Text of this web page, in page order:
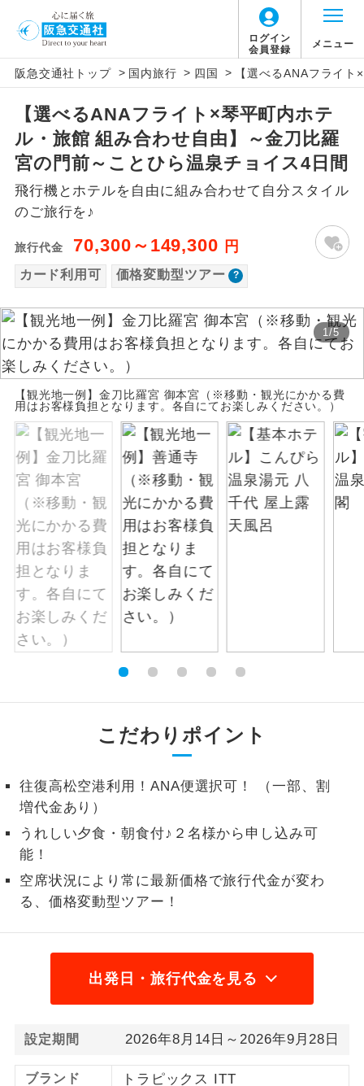
ログイン
会員登録
メニュー
阪急交通社トップ > 国内旅行 > 四国 > 【選べるANAフライ
【選べるANAフライト×琴平町内ホテ
ル・旅館 組み合わせ自由】～金刀比羅
宮の門前～ことひら温泉チョイス4日間
飛行機とホテルを自由に組み合わせて自分スタイル
のご旅行を♪
旅行代金 70,300～149,300 円
カード利用可 価格変動型ツアー
1/5
【観光地一例】金刀比羅宮 御本宮（※移動・観光にかかる費
用はお客様負担となります。各自にてお楽しみください。）
こだわりポイント
往復高松空港利用！ANA便選択可！ （一部、割
増代金あり）
うれしい夕食・朝食付♪２名様から申し込み可
能！
空席状況により常に最新価格で旅行代金が変わ
る、価格変動型ツアー！
出発日・旅行代金を見る
設定期間 2026年8月14日～2026年9月28日
ブランド トラピックス ITT
アイコン 説明
添乗員同行
往路出発空港（駅）から復路到着空港
（駅）まで同行します。
現地添乗員同
行
現地到着空港（駅）から最終日出発空港
（駅）まで添乗員が同行します。
バスガイド乗
務
バスガイドが乗務し、車内での観光案内
があります。
世界遺産
ユネスコに登録されている文化遺産や自
絶景 絶景スポットに立ち寄るコースです。
温泉 温泉地にも宿泊するコースです。
露天風呂
ご宿泊ホテルに露天風呂が付いていま
す。
大浴場
全食事付き
全てのお食事が付いていますので、お食
事の心配はいりません。（機内食を除
く）
お部屋食
トラベルイヤ
周りの音を気にせず、ガイドさんの説明
1名様から出発可能な個人型プランで
2名様催行
す。
おひとり様参
加限定
スです。
金
コースです。
ご夫婦限定
ご夫婦限定でご参加いただけるコースで
女性限定
す。
年齢制限あり
ご参加にあたり年齢に制限があるコース
「価格変動型ツアー」に関するご案内
価格変動型ツアーとは
航空会社が設定する「個人包括旅行運
賃」を利用したツアーです。
お申し込み時期・ご利用便の空席状況に
以下の注意事項をあらかじめご了承いただき
ますようお願いいたします。
お支払いについて
お支払いは、クレジットカード決済のみとな
ります。
お申し込みの最後にクレジットカード決済を
していただき、決済手続き完了をもちまし
て、ご旅行の契約が成立となります。
ご予約方法について
ウェブ限定コースとなりますので、コールセ
ンター及びカウンターでのお申し込みはでき
ません。